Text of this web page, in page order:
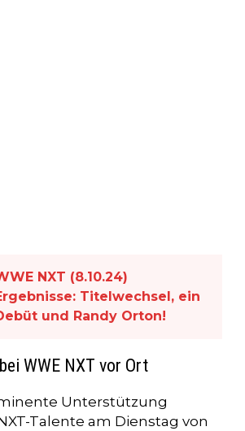
NXT (8.10.24)
Titelwechsel, ein
und Randy Orton!
WWE NXT vor Ort
Unterstützung
Talente am Dienstag von